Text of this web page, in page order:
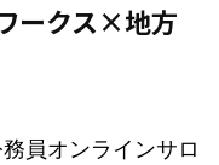
ークス×地方
員オンラインサロ